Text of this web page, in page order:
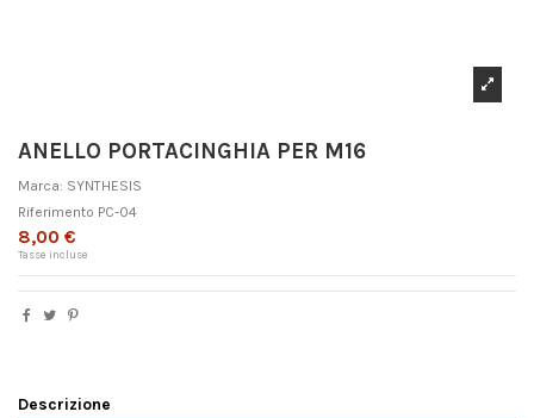
ANELLO PORTACINGHIA PER M16
Marca: SYNTHESIS
Riferimento PC-04
8,00 €
Tasse incluse
Descrizione